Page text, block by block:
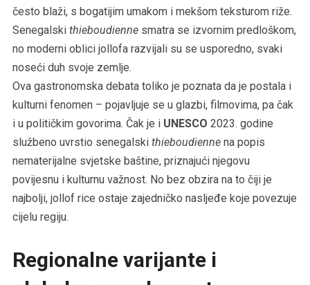
često blaži, s bogatijim umakom i mekšom teksturom riže.
Senegalski thieboudiennesmatra se izvornim predloškom,
no moderni oblici jollofa razvijali su se usporedno, svaki
noseći duh svoje zemlje.
Ova gastronomska debata toliko je poznata da je postala i
kulturni fenomen – pojavljuje se u glazbi, filmovima, pa čak
i u političkim govorima. Čak je i UNESCO 2023. godine
službeno uvrstio senegalski thieboudiennena popis
nematerijalne svjetske baštine, priznajući njegovu
povijesnu i kulturnu važnost. No bez obzira na to čiji je
najbolji, jollof rice ostaje zajedničko nasljeđe koje povezuje
cijelu regiju.
Regionalne varijante i